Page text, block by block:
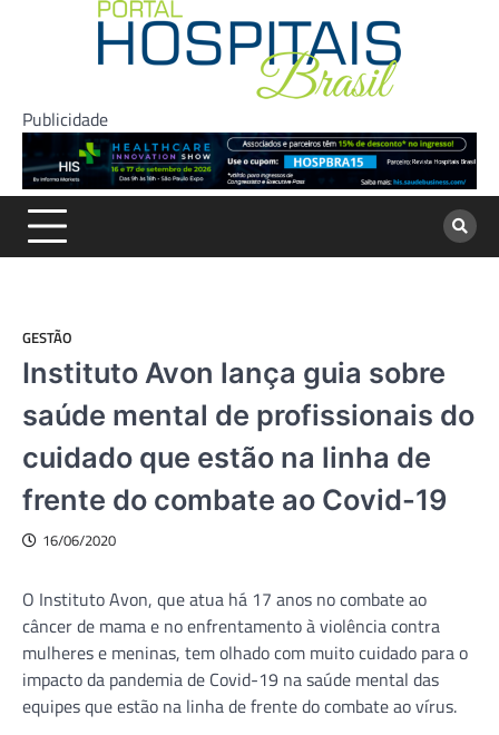
Publicidade
GESTÃO
Instituto Avon lança guia sobre
saúde mental de profissionais do
cuidado que estão na linha de
frente do combate ao Covid-19
16/06/2020
O Instituto Avon, que atua há 17 anos no combate ao
câncer de mama e no enfrentamento à violência contra
mulheres e meninas, tem olhado com muito cuidado para o
impacto da pandemia de Covid-19 na saúde mental das
equipes que estão na linha de frente do combate ao vírus.